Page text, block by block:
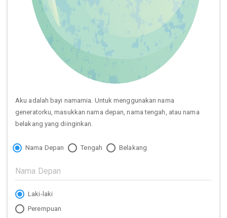
Aku adalah bayi namamia. Untuk menggunakan nama
generatorku, masukkan nama depan, nama tengah, atau nama
belakang yang diinginkan.
Nama Depan Tengah Belakang
Laki-laki
Perempuan